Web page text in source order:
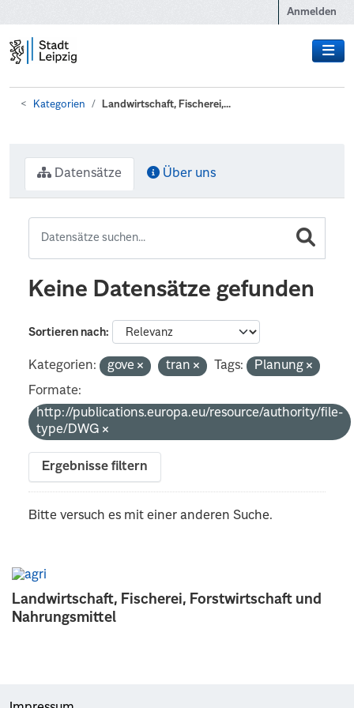
Anmelden
Kategorien Landwirtschaft, Fischerei,...
Landwirtschaft, Fischerei, Forstwirtschaft und
Nahrungsmittel
Datensätze Über uns
Keine Datensätze gefunden
Sortieren nach
Kategorien: gove tran Tags:
Planung
Formate:
http://publications.europa.eu/resource/authority/file-
type/DWG
Ergebnisse filtern
Bitte versuch es mit einer anderen Suche.